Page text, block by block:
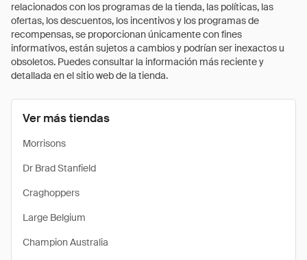
relacionados con los programas de la tienda, las políticas, las
ofertas, los descuentos, los incentivos y los programas de
recompensas, se proporcionan únicamente con fines
informativos, están sujetos a cambios y podrían ser inexactos u
obsoletos. Puedes consultar la información más reciente y
detallada en el sitio web de la tienda.
Ver más tiendas
Morrisons
Dr Brad Stanfield
Craghoppers
Large Belgium
Champion Australia